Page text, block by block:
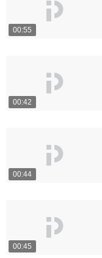
00:55
00:42
00:44
00:45